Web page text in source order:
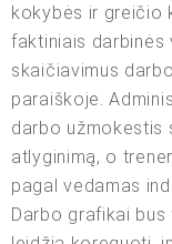
kokybės ir greičio
faktiniais darbinės
skaičiavimus
paraiškoje.
darbo užmokestis
atlyginimą, o
pagal vedamas
Darbo grafikai